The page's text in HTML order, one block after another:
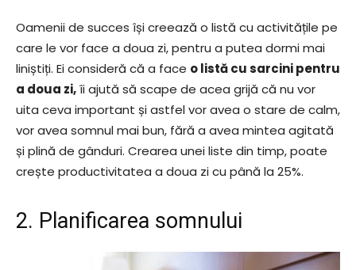
Oamenii de succes își creează o listă cu activitățile pe
care le vor face a doua zi, pentru a putea dormi mai
liniștiți. Ei consideră că a face o listă cu sarcini pentru
a doua zi,îi ajută să scape de acea grijă că nu vor
uita ceva important și astfel vor avea o stare de calm,
vor avea somnul mai bun, fără a avea mintea agitată
și plină de gânduri. Crearea unei liste din timp, poate
crește productivitatea a doua zi cu până la 25%.
2. Planificarea somnului